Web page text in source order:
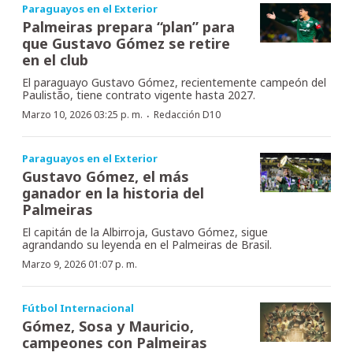
Paraguayos en el Exterior
Palmeiras prepara “plan” para
que Gustavo Gómez se retire
en el club
El paraguayo Gustavo Gómez, recientemente campeón del
Paulistão, tiene contrato vigente hasta 2027.
Marzo 10, 2026 03:25 p. m. · Redacción D10
Paraguayos en el Exterior
Gustavo Gómez, el más
ganador en la historia del
Palmeiras
El capitán de la Albirroja, Gustavo Gómez, sigue
agrandando su leyenda en el Palmeiras de Brasil.
Marzo 9, 2026 01:07 p. m.
Fútbol Internacional
Gómez, Sosa y Mauricio,
campeones con Palmeiras